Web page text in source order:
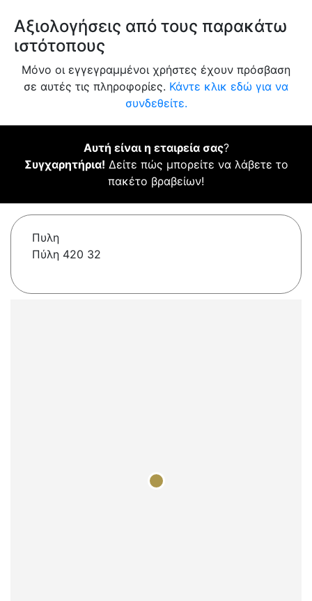
Αξιολογήσεις από τους παρακάτω
ιστότοπους
Μόνο οι εγγεγραμμένοι χρήστες έχουν πρόσβαση
σε αυτές τις πληροφορίες. Κάντε κλικ εδώ για να
συνδεθείτε.
Αυτή είναι η εταιρεία σας?
Συγχαρητήρια! Δείτε πώς μπορείτε να λάβετε το
πακέτο βραβείων!
Πυλη
Πύλη 420 32